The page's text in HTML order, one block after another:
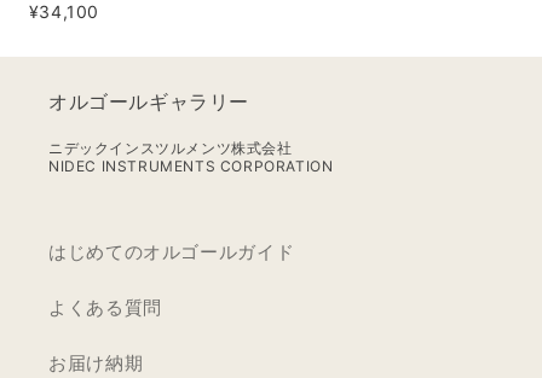
J
from
EXILE
TRIBE【MM308S+iAW】
¥34,100
オルゴールギャラリー
ニデックインスツルメンツ株式会社
NIDEC INSTRUMENTS CORPORATION
はじめてのオルゴールガイド
よくある質問
お届け納期